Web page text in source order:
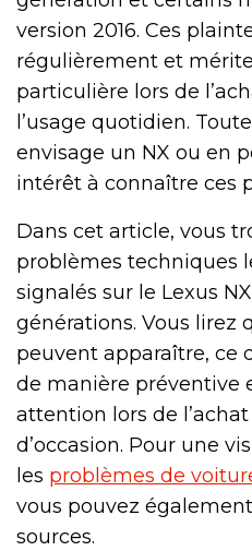
version 2016. Ces
régulièrement et
particulière lors de
l’usage quotidien.
envisage un NX ou en
intérêt à connaître ces
Dans cet article, vous
problèmes techniques
signalés sur le Lexus
générations. Vous lirez
peuvent apparaître, ce
de manière préventive
attention lors de
d’occasion. Pour une
les problèmes de
vous pouvez
sources.